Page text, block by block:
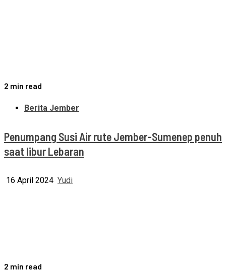
2 min read
Berita Jember
Penumpang Susi Air rute Jember-Sumenep penuh
saat libur Lebaran
16 April 2024 Yudi
2 min read